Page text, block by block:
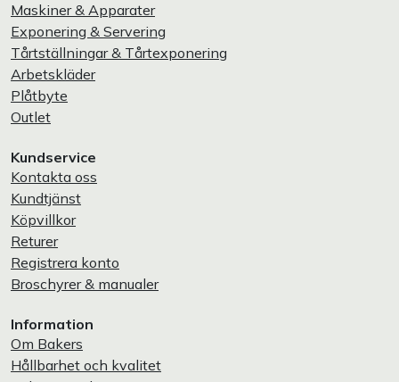
Maskiner & Apparater
Exponering & Servering
Tårtställningar & Tårtexponering
Arbetskläder
Plåtbyte
Outlet
Kundservice
Kontakta oss
Kundtjänst
Köpvillkor
Returer
Registrera konto
Broschyrer & manualer
Information
Om Bakers
Hållbarhet och kvalitet